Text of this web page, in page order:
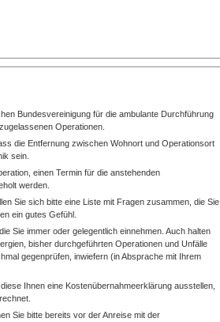
Bundesvereinigung für die ambulante Durchführung
Operationen.
die Entfernung zwischen Wohnort und Operationsort
sein.
einen Termin für die anstehenden
werden.
Sie sich bitte eine Liste mit Fragen zusammen, die Sie
ein gutes Gefühl.
Sie immer oder gelegentlich einnehmen. Auch halten
bisher durchgeführten Operationen und Unfälle
gegenprüfen, inwiefern (in Absprache mit Ihrem
Ihnen eine Kostenübernahmeerklärung ausstellen,
Sie bitte bereits vor der Anreise mit der